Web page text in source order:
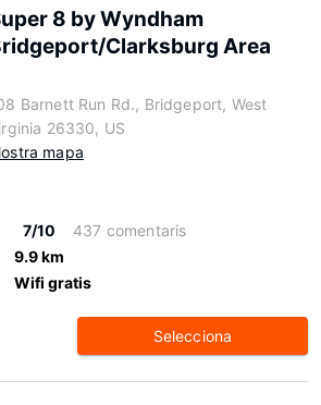
8 by Wyndham
Clarksburg Area
Barnett Run Rd., Bridgeport, West
26330, US
mapa
7/10
437 comentaris
9.9 km
Wifi gratis
Selecciona